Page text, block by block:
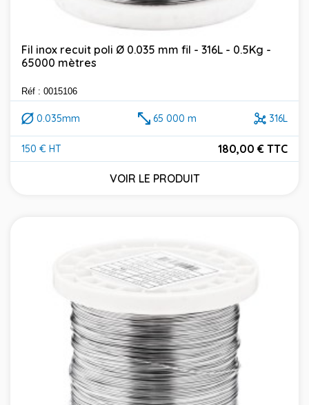
Fil inox recuit poli Ø 0.035 mm fil - 316L - 0.5Kg -
65000 mètres
Réf : 0015106
0.035mm 65 000 m 316L
150 € HT
Prix
180,00 € TTC
VOIR LE PRODUIT